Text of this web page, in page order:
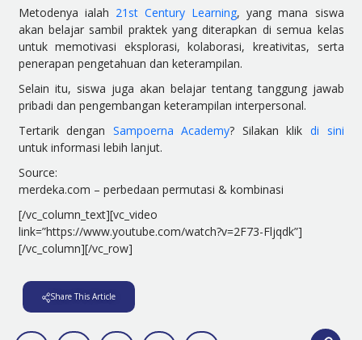
Metodenya ialah 21st Century Learning, yang mana siswa
akan belajar sambil praktek yang diterapkan di semua kelas
untuk memotivasi eksplorasi, kolaborasi, kreativitas, serta
penerapan pengetahuan dan keterampilan.
Selain itu, siswa juga akan belajar tentang tanggung jawab
pribadi dan pengembangan keterampilan interpersonal.
Tertarik dengan Sampoerna Academy? Silakan klik di sini
untuk informasi lebih lanjut.
Source:
merdeka.com – perbedaan permutasi & kombinasi
[/vc_column_text][vc_video
link=”https://www.youtube.com/watch?v=2F73-Fljqdk”]
[/vc_column][/vc_row]
Share This Article